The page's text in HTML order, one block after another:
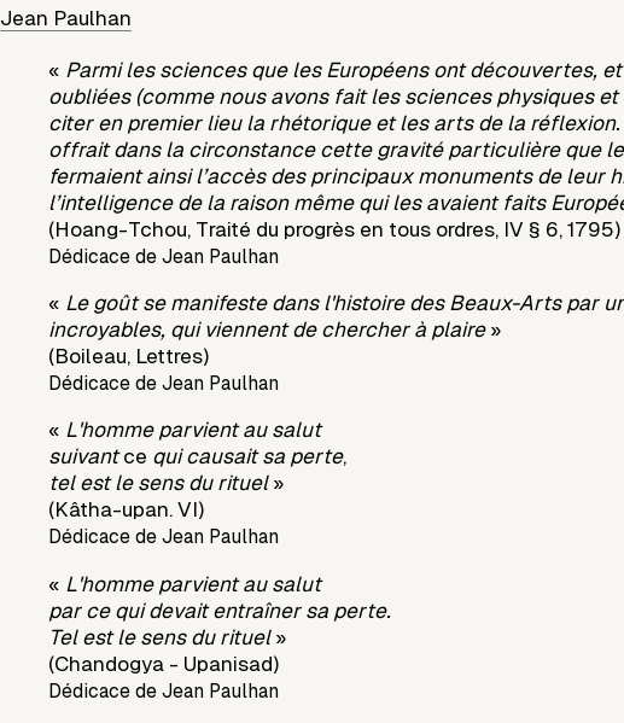
Jean Paulhan
« Parmi les sciences que les Européens ont découvertes,
oubliées (comme nous avons fait les sciences physiques
citer en premier lieu la rhétorique et les arts de la réflexion.
offrait dans la circonstance cette gravité particulière que
fermaient ainsi l’accès des principaux monuments de leur
l’intelligence de la raison même qui les avaient faits
(Hoang-Tchou, Traité du progrès en tous ordres, IV § 6, 1795)
Dédicace de Jean Paulhan
« Le goût se manifeste dans l'histoire des Beaux-Arts par
incroyables, qui viennent de chercher à plaire»
(Boileau, Lettres)
Dédicace de Jean Paulhan
« L'homme parvient au salut
suivantce qui causait sa perte,
tel est le sens du rituel»
(Kâtha-upan. VI)
Dédicace de Jean Paulhan
« L'homme parvient au salut
par ce qui devait entraîner sa perte.
Tel est le sens du rituel»
(Chandogya - Upanisad)
Dédicace de Jean Paulhan